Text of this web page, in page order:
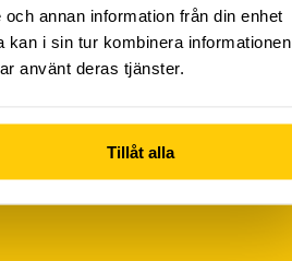
annan information från din enhet
i sin tur kombinera informationen
använt deras tjänster.
Tillåt alla